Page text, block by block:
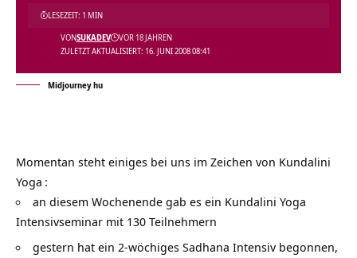
ZULETZT AKTUALISIERT: 16. JUNI 2008 08:41
VONSUKADEV VOR 18 JAHREN
LESEZEIT: 1 MIN
Midjourney hu
Momentan steht einiges bei uns im Zeichen von Kundalini
Yoga :
an diesem Wochenende gab es ein Kundalini Yoga
Intensivseminar mit 130 Teilnehmern
gestern hat ein 2-wöchiges Sadhana Intensiv begonnen,